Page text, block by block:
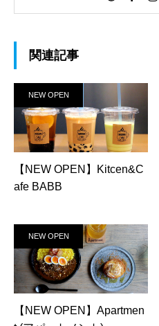
関連記事
NEW OPEN
【NEW OPEN】Kitcen&C
afe BABB
NEW OPEN
【NEW OPEN】Apartmen